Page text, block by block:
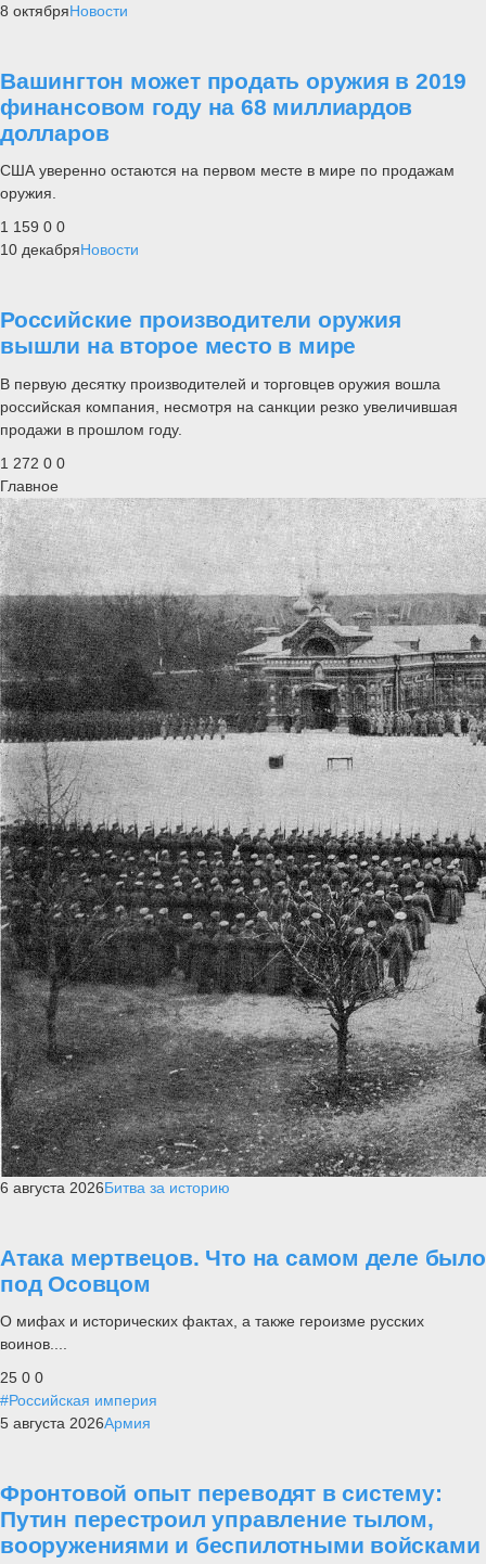
8 октябряНовости
Вашингтон может продать оружия в 2019
финансовом году на 68 миллиардов
долларов
США уверенно остаются на первом месте в мире по продажам
оружия.
1 159 0 0
10 декабряНовости
Российские производители оружия
вышли на второе место в мире
В первую десятку производителей и торговцев оружия вошла
российская компания, несмотря на санкции резко увеличившая
продажи в прошлом году.
1 272 0 0
Главное
6 августа 2026Битва за историю
Атака мертвецов. Что на самом деле было
под Осовцом
О мифах и исторических фактах, а также героизме русских
воинов....
25 0 0
#Российская империя
5 августа 2026Армия
Фронтовой опыт переводят в систему:
Путин перестроил управление тылом,
вооружениями и беспилотными войсками